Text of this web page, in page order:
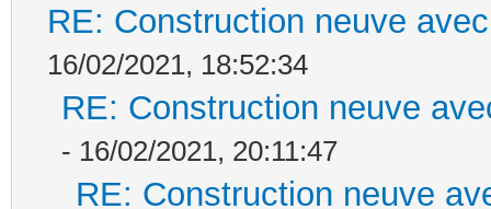
RE: Construction neuve
16/02/2021, 18:52:34
RE: Construction neuve
- 16/02/2021, 20:11:47
RE: Construction neuve